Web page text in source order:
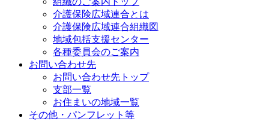
介護保険広域連合とは
介護保険広域連合組織図
地域包括支援センター
各種委員会のご案内
お問い合わせ先
お問い合わせ先トップ
支部一覧
お住まいの地域一覧
その他・パンフレット等